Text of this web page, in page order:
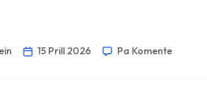
15 Prill 2026 Pa Komente